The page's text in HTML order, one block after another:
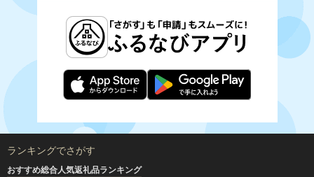
ランキングでさがす
おすすめ総合人気返礼品ランキング